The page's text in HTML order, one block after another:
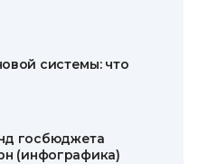
системы: что
госбюджета
(инфографика)